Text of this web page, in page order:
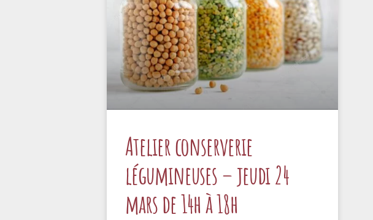
Atelier conserverie
légumineuses – jeudi 24
mars de 14h à 18h